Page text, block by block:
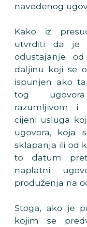
navedenog
Kako iz
utvrditi da je
odustajanje
daljinu koji se
ispunjen ako
tog
razumljivom i
cijeni usluga
ugovora, koja
sklapanja ili od
to datum
naplatni
produženja na
Stoga, ako je
kojim se